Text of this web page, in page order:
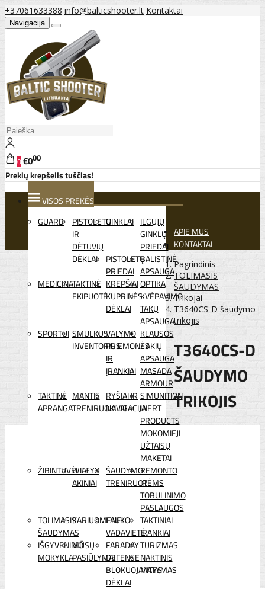
+37061633388 info@balticshooter.lt Kontaktai
Navigacija
0€000
Prekių krepšelis tuščias!
VISOS PREKĖS
GUARD
PISTOLETŲ
IR
DĖTUVIŲ
DĖKLAI
GINKLAI ILGŲJŲ
GINKLŲ
PRIEDAI
PISTOLETŲ
PRIEDAI
BALISTINĖ
APSAUGA
MEDICINATAKTINĖ
EKIPUOTĖ
KREPŠIAI
KUPRINĖS
DĖKLAI
OPTIKA
KVĖPAVIMO
TAKŲ
APSAUGA
SPORTUI SMULKUS
INVENTORIUS
VALYMO
PRIEMONĖS
IR
ĮRANKIAI
KLAUSOS
/ AKIŲ
APSAUGA
MASADA
ARMOUR
TAKTINĖ
APRANGA
MANTIS
TRENIRUOKLIAI
RYŠIAI IR
NAVIGACIJA
SIMUNITION
INERT
PRODUCTS
MOKOMIEJI
UŽTAISŲ
MAKETAI
ŽIBINTUVĖLIAI
WILEYX
AKINIAI
ŠAUDYMO
TRENIRUOTĖMS
REMONTO
IR
TOBULINIMO
PASLAUGOS
TOLIMASIS
ŠAUDYMAS
KARIUOMENEI
LAUKO
VADAVIETĖ
TAKTINIAI
ĮRANKIAI
IŠGYVENIMO
MOKYKLA
MŪSŲ
PASIŪLYMAI
FARADAY
DEFENSE
BLOKUOJANTYS
DĖKLAI
TURIZMAS
NAKTINIS
MATYMAS
APIE MUS
KONTAKTAI
Pagrindinis
TOLIMASIS
ŠAUDYMAS
Trikojai
T3640CS-D šaudymo
trikojis
T3640CS-D
ŠAUDYMO
TRIKOJIS